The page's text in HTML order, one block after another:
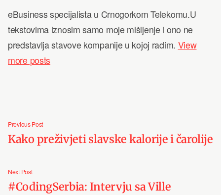
eBusiness specijalista u Crnogorkom Telekomu.U
tekstovima iznosim samo moje mišljenje i ono ne
predstavlja stavove kompanije u kojoj radim. View
more posts
Post
navigation
Previous PostPrevious
post:
Kako preživjeti slavske kalorije i čarolije
Next PostNext
post:
#CodingSerbia: Intervju sa Ville